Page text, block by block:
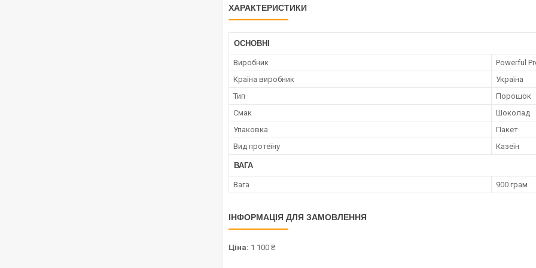
ХАРАКТЕРИСТИКИ
ОСНОВНІ
Виробник
Powerful
Країна виробник
Україна
Тип
Порошок
Смак
Шоколад
Упаковка
Пакет
Вид протеїну
Казеїн
ВАГА
Вага 900 грам
ІНФОРМАЦІЯ ДЛЯ ЗАМОВЛЕННЯ
Ціна: 1 100 ₴